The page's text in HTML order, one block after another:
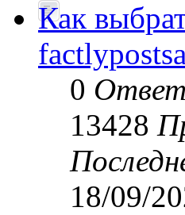
Как
0
13428
18/09/